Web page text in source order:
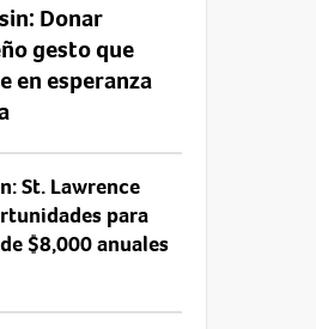
Donar
gesto que
en esperanza
St. Lawrence
para
$8,000 anuales